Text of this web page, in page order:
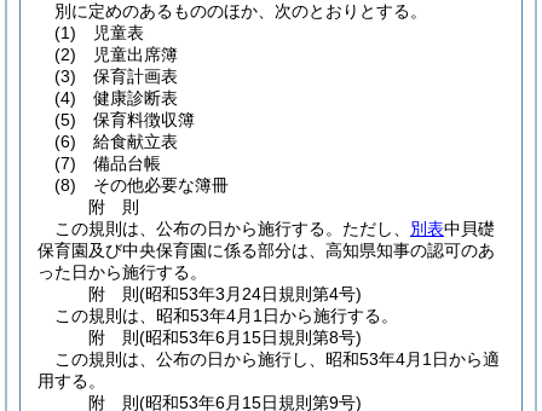
別に定めのあるもののほか、次のとおりとする。
(1)
児童表
(2)
児童出席簿
(3)
保育計画表
(4)
健康診断表
(5)
保育料徴収簿
(6)
給食献立表
(7)
備品台帳
(8)
その他必要な簿冊
附 則
この規則は、公布の日から施行する。 ただし、 別表中貝礎
保育園及び中央保育園に係る部分は、高知県知事の認可のあ
った日から施行する。
附 則(昭和53年3月24日規則第4号)
この規則は、昭和53年4月1日から施行する。
附 則(昭和53年6月15日規則第8号)
この規則は、公布の日から施行し、昭和53年4月1日から適
用する。
附 則(昭和53年6月15日規則第9号)